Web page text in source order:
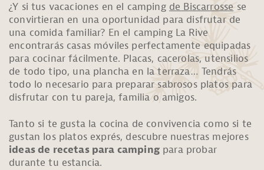
¿Y si tus vacaciones en el camping de Biscarrosse se
convirtieran en una oportunidad para disfrutar de
una comida familiar? En el camping La Rive
encontrarás casas móviles perfectamente equipadas
para cocinar fácilmente. Placas, cacerolas, utensilios
de todo tipo, una plancha en la terraza… Tendrás
todo lo necesario para preparar sabrosos platos para
disfrutar con tu pareja, familia o amigos.
Tanto si te gusta la cocina de convivencia como si te
gustan los platos exprés, descubre nuestras mejores
ideas de recetas para campingpara probar
durante tu estancia.